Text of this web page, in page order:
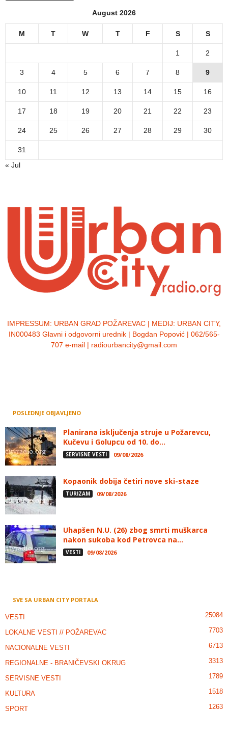
August 2026
M T W T F S S
1 2
3 4 5 6 7 8 9
10 11 12 13 14 15 16
17 18 19 20 21 22 23
24 25 26 27 28 29 30
31
« Jul
IMPRESSUM: URBAN GRAD POŽAREVAC | MEDIJ: URBAN CITY,
IN000483 Glavni i odgovorni urednik | Bogdan Popović | 062/565-
707 e-mail | radiourbancity@gmail.com
POSLEDNJE OBJAVLJENO
Planirana isključenja struje u Požarevcu,
Kučevu i Golupcu od 10. do...
SERVISNE VESTI 09/08/2026
Kopaonik dobija četiri nove ski-staze
TURIZAM 09/08/2026
Uhapšen N.U. (26) zbog smrti muškarca
nakon sukoba kod Petrovca na...
VESTI 09/08/2026
SVE SA URBAN CITY PORTALA
VESTI 25084
LOKALNE VESTI // POŽAREVAC 7703
NACIONALNE VESTI 6713
REGIONALNE - BRANIČEVSKI OKRUG 3313
SERVISNE VESTI 1789
KULTURA 1518
SPORT 1263